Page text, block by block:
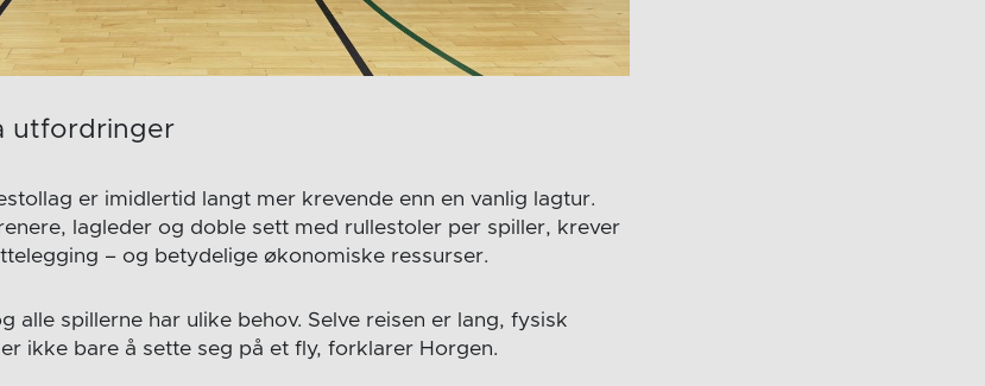
utfordringer
er imidlertid langt mer krevende enn en vanlig lagtur.
lagleder og doble sett med rullestoler per spiller, krever
– og betydelige økonomiske ressurser.
alle spillerne har ulike behov. Selve reisen er lang, fysisk
ikke bare å sette seg på et fly, forklarer Horgen.